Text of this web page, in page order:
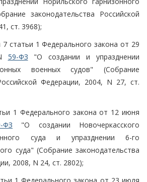
законодательства Российской
ст. 3968);
статьи 1 Федерального закона от 29
59-ФЗ "О создании и упразднении
военных судов" (Собрание
Федерации, 2004, N 27, ст.
1 Федерального закона от 12 июня
ФЗ "О создании Новочеркасского
суда и упразднении 6-го
суда" (Собрание законодательства
2008, N 24, ст. 2802);